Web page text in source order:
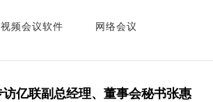
视频会议软件 网络会议
亿联副总经理、董事会秘书张惠